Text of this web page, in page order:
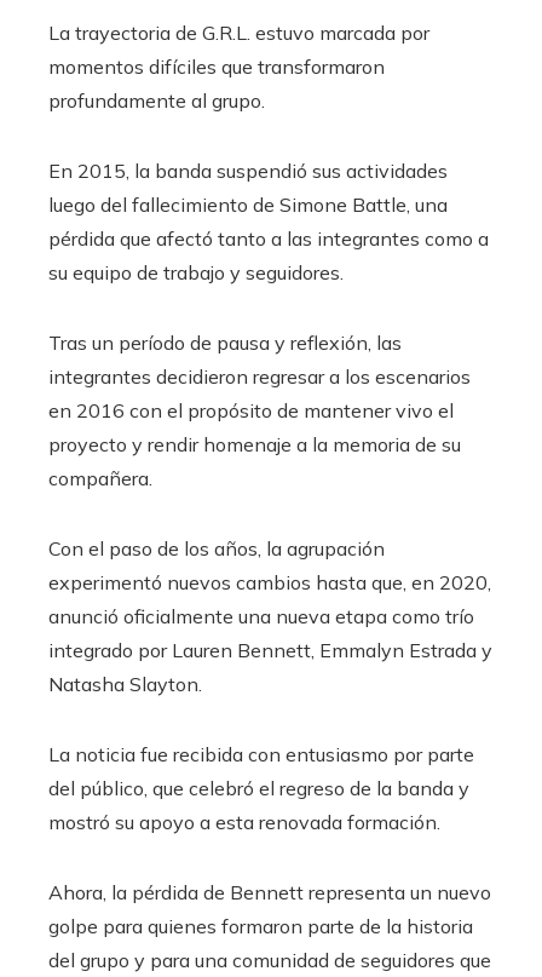
La trayectoria de G.R.L. estuvo marcada por
momentos difíciles que transformaron
profundamente al grupo.
En 2015, la banda suspendió sus actividades
luego del fallecimiento de Simone Battle, una
pérdida que afectó tanto a las integrantes como a
su equipo de trabajo y seguidores.
Tras un período de pausa y reflexión, las
integrantes decidieron regresar a los escenarios
en 2016 con el propósito de mantener vivo el
proyecto y rendir homenaje a la memoria de su
compañera.
Con el paso de los años, la agrupación
experimentó nuevos cambios hasta que, en 2020,
anunció oficialmente una nueva etapa como trío
integrado por Lauren Bennett, Emmalyn Estrada y
Natasha Slayton.
La noticia fue recibida con entusiasmo por parte
del público, que celebró el regreso de la banda y
mostró su apoyo a esta renovada formación.
Ahora, la pérdida de Bennett representa un nuevo
golpe para quienes formaron parte de la historia
del grupo y para una comunidad de seguidores que